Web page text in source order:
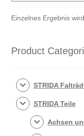
Einzelnes Ergebnis
Product
STRIDA
STRIDA Teile
Achsen